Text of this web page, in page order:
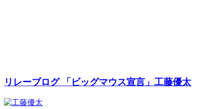
リレーブログ 「ビッグマウス宣言」工藤優太